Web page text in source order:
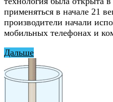
применяться в начале 21
производители начали
мобильных телефонах и
Дальше